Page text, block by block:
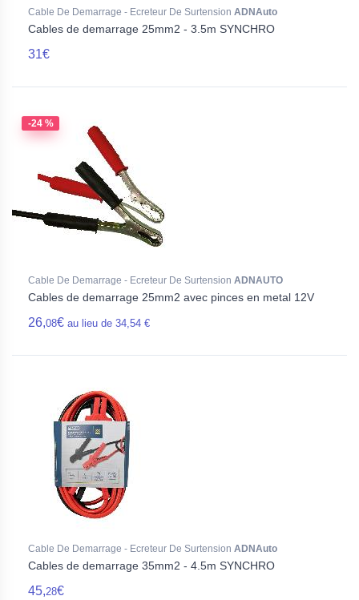
Cable De Demarrage - Ecreteur De Surtension ADNAuto
Cables de demarrage 25mm2 - 3.5m SYNCHRO
31€
-24 %
Cable De Demarrage - Ecreteur De Surtension ADNAUTO
Cables de demarrage 25mm2 avec pinces en metal 12V
26,08€ au lieu de 34,54 €
Cable De Demarrage - Ecreteur De Surtension ADNAuto
Cables de demarrage 35mm2 - 4.5m SYNCHRO
45,28€